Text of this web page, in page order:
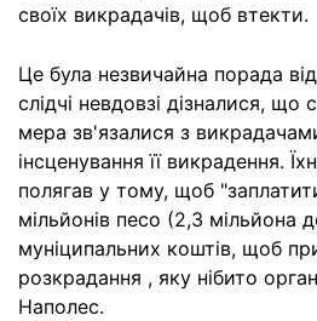
своїх викрадачів, щоб втекти.
Це була незвичайна порада
слідчі невдовзі дізналися, що
мера зв'язалися з
інсценування її викрадення.
полягав у тому, щоб
мільйонів песо (2,3 мільйона
муніципальних коштів, щоб
розкрадання , яку нібито
Наполес.